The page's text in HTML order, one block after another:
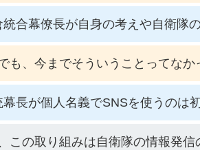
合幕僚長が自身の考えや自衛隊
も、今までそういうことってなか
長が個人名義でSNSを使うのは
この取り組みは自衛隊の情報発信